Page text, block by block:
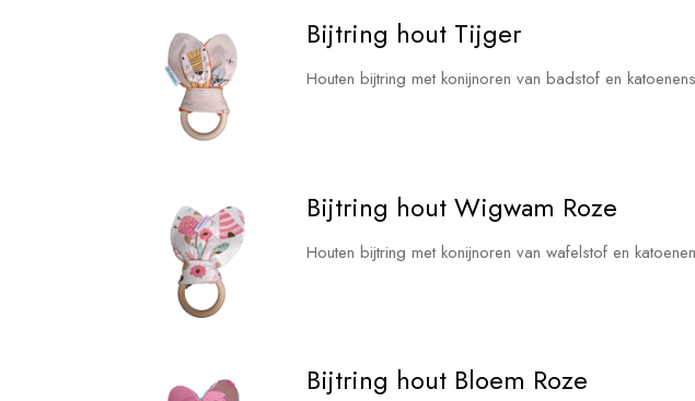
Bijtring hout Tijger
Houten bijtring met konijnoren van badstof en
Bijtring hout Wigwam Roze
Houten bijtring met konijnoren van wafelstof en
Bijtring hout Bloem Roze